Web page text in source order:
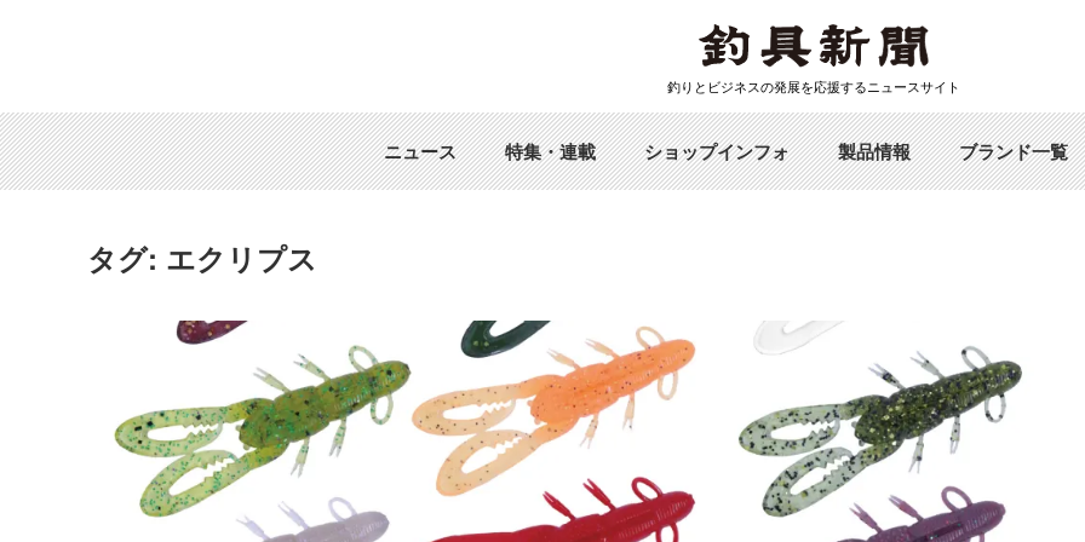
釣りとビジネスの発展を応援するニュースサイト
ニュース 特集・連載 ショップインフォ 製品情報 ブランド一覧
タグ: エクリプス